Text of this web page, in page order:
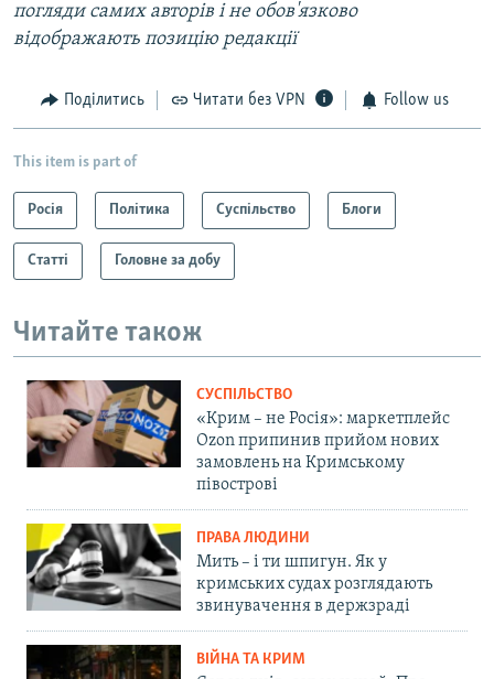
погляди самих авторів і не обов'язково
відображають позицію редакції
Поділитись Читати без VPN Follow us
This item is part of
Росія Політика Суспільство Блоги
Статті Головне за добу
Читайте також
СУСПІЛЬСТВО
«Крим – не Росія»: маркетплейс
Ozon припинив прийом нових
замовлень на Кримському
півострові
ПРАВА ЛЮДИНИ
Мить – і ти шпигун. Як у
кримських судах розглядають
звинувачення в держзраді
ВІЙНА ТА КРИМ